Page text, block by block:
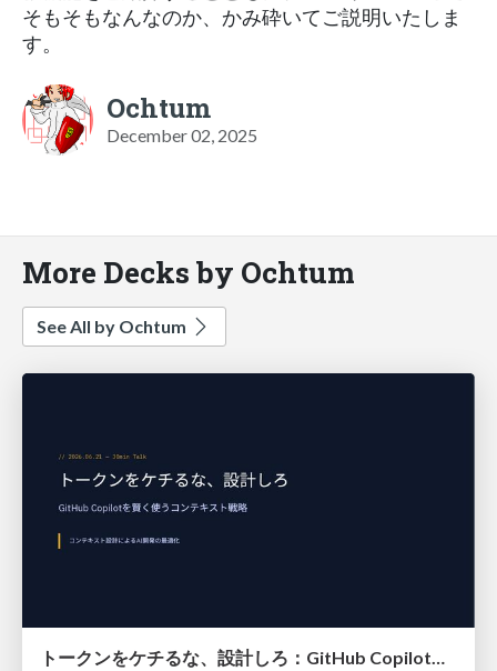
そもそもなんなのか、かみ砕いてご説明いたしま
す。
Ochtum
December 02, 2025
More Decks by Ochtum
See All by Ochtum
トークンをケチるな、設計しろ：GitHub Copilotを賢く使うコンテキスト戦略